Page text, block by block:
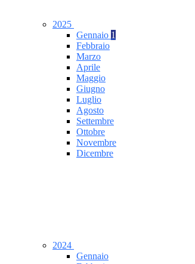
2025
Gennaio 1
Febbraio
Marzo
Aprile
Maggio
Giugno
Luglio
Agosto
Settembre
Ottobre
Novembre
Dicembre
2024
Gennaio